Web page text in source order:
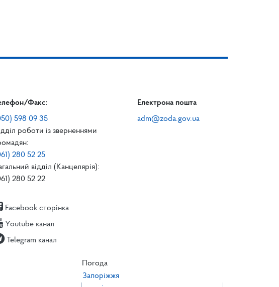
Факс:
598 09 35
роботи із зверненнями
280 52 25
відділ (Канцелярія):
280 52 22
Електрона пошта
adm@zoda.gov.ua
Facebook сторінка
Youtube канал
Telegram канал
Погода
Запоріжжя